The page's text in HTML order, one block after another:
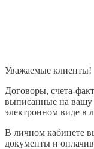
Уважаемые клиенты!
Договоры, счета-
выписанные на вашу
электронном виде в
В личном кабинете
документы и